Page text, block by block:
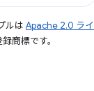
ルは Apache 2.0 ライ
商標です。